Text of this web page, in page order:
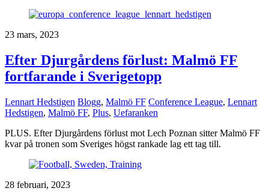
23 mars, 2023
Efter Djurgårdens förlust: Malmö FF
fortfarande i Sverigetopp
Lennart Hedstigen Blogg, Malmö FF Conference League, Lennart
Hedstigen, Malmö FF, Plus, Uefaranken
PLUS. Efter Djurgårdens förlust mot Lech Poznan sitter Malmö FF
kvar på tronen som Sveriges högst rankade lag ett tag till.
28 februari, 2023